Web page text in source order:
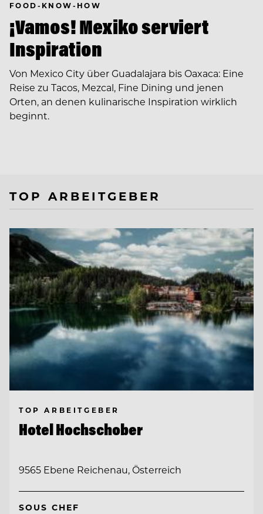
FOOD-KNOW-HOW
¡Vamos! Mexiko serviert
Inspiration
Von Mexico City über Guadalajara bis Oaxaca: Eine
Reise zu Tacos, Mezcal, Fine Dining und jenen
Orten, an denen kulinarische Inspiration wirklich
beginnt.
TOP ARBEITGEBER
TOP ARBEITGEBER
Hotel Hochschober
9565 Ebene Reichenau, Österreich
SOUS CHEF